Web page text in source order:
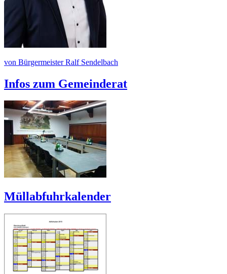
von Bürgermeister Ralf Sendelbach
Infos zum Gemeinderat
Müllabfuhrkalender